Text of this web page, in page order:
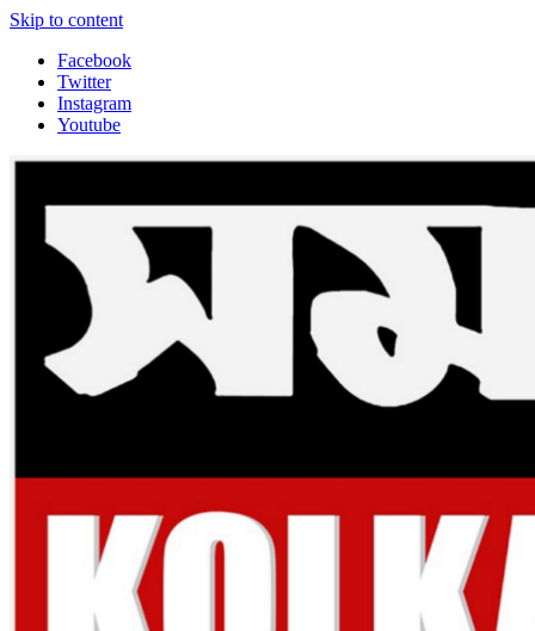
Skip to content
Facebook
Twitter
Instagram
Youtube